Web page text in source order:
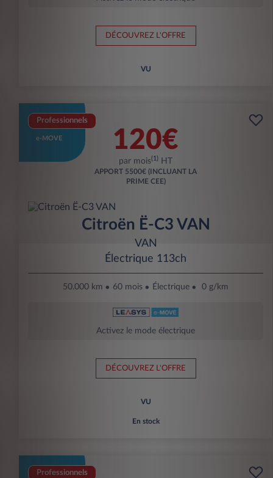
DÉCOUVREZ L'OFFRE
VU
Professionnels
e-MOVE 120€
par mois(1) HT
APPORT 5500€ (INCLUANT LA
PRIME CEE)
Citroën Ë-C3 VAN
VAN
Électrique 113ch
50.000 km 60 mois Électrique 0 g/km
Activez le mode électrique
DÉCOUVREZ L'OFFRE
VU
En stock
Professionnels